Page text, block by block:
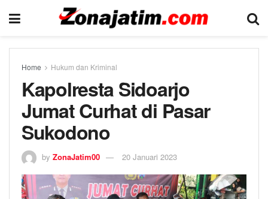
Home Hukum dan Kriminal
Kapolresta Sidoarjo
Jumat Curhat di Pasar
Sukodono
by ZonaJatim00 20 Januari 2023